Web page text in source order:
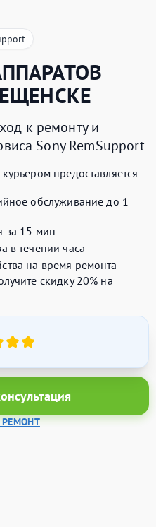
к ремонту и
Sony RemSupport
предоставляется
обслуживание до 1
за 15 мин
в течении часа
на время ремонта
скидку 20% на